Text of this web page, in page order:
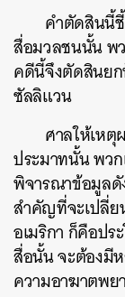
คำตัดสินนี้
สื่อมวลชนนั้น พ
คดีนี้จึงตัดสินย
ซัลลิแวน
ศาลให้เห
ประมาทนั้น พวก
พิจารณาข้อมูลดั
สำคัญที่จะเปลี่
อเมริกา ก็คือป
สื่อนั้น จะต้องมี
ความอาฆาตพย